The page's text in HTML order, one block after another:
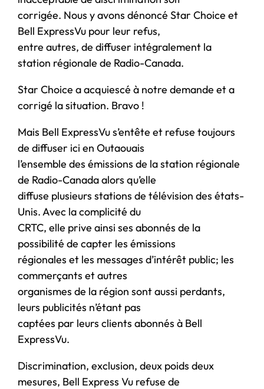
corrigée. Nous y avons dénoncé Star Choice et
Bell ExpressVu pour leur refus,
entre autres, de diffuser intégralement la
station régionale de Radio-Canada.
Star Choice a acquiescé à notre demande et a
corrigé la situation. Bravo !
Mais Bell ExpressVu s’entête et refuse toujours
de diffuser ici en Outaouais
l’ensemble des émissions de la station régionale
de Radio-Canada alors qu’elle
diffuse plusieurs stations de télévision des états-
Unis. Avec la complicité du
CRTC, elle prive ainsi ses abonnés de la
possibilité de capter les émissions
régionales et les messages d’intérêt public; les
commerçants et autres
organismes de la région sont aussi perdants,
leurs publicités n’étant pas
captées par leurs clients abonnés à Bell
ExpressVu.
Discrimination, exclusion, deux poids deux
mesures, Bell Express Vu refuse de